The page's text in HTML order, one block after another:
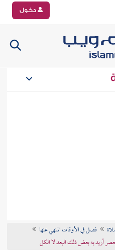
دخول
فصل في الأوقات المنهي عنها
أريد به بعض ذلك البعد لا الكل